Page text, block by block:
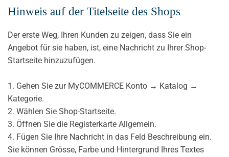
Hinweis auf der Titelseite des Shops
Der erste Weg, Ihren Kunden zu zeigen, dass Sie ein
Angebot für sie haben, ist, eine Nachricht zu Ihrer Shop-
Startseite hinzuzufügen.
1. Gehen Sie zur MyCOMMERCE Konto → Katalog →
Kategorie.
2. Wählen Sie Shop-Startseite.
3. Öffnen Sie die Registerkarte Allgemein.
4. Fügen Sie Ihre Nachricht in das Feld Beschreibung ein.
Sie können Grösse, Farbe und Hintergrund Ihres Textes